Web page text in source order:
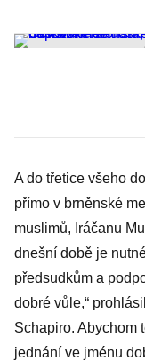
A do třetice všeho
přímo v brněnské
muslimů, Iráčanu
dnešní době je
předsudkům a
dobré vůle,“
Schapiro. Abychom
jednání ve jménu